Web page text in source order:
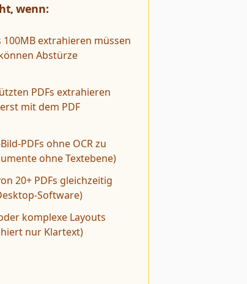
wenn:
100MB extrahieren müssen
Abstürze
PDFs extrahieren
mit dem PDF
PDFs ohne OCR zu
ohne Textebene)
20+ PDFs gleichzeitig
Software)
komplexe Layouts
nur Klartext)